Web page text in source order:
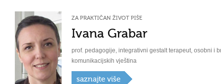
ZA PRAKTIČAN ŽIVOT PIŠE
Ivana Grabar
prof. pedagogije, integrativni gestalt terapeut, osobni i
komunikacijskih vještina
saznajte više